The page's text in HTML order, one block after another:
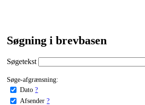
Søgning i brevbasen
Søgetekst
Søge-afgrænsning:
Dato ?
Afsender ?